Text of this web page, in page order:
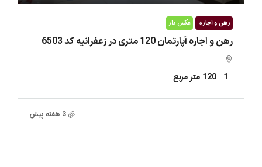
رهن و اجاره عکس دار
رهن و اجاره آپارتمان 120 متری در زعفرانیه کد 6503
1
120 متر مربع
3 هفته پیش